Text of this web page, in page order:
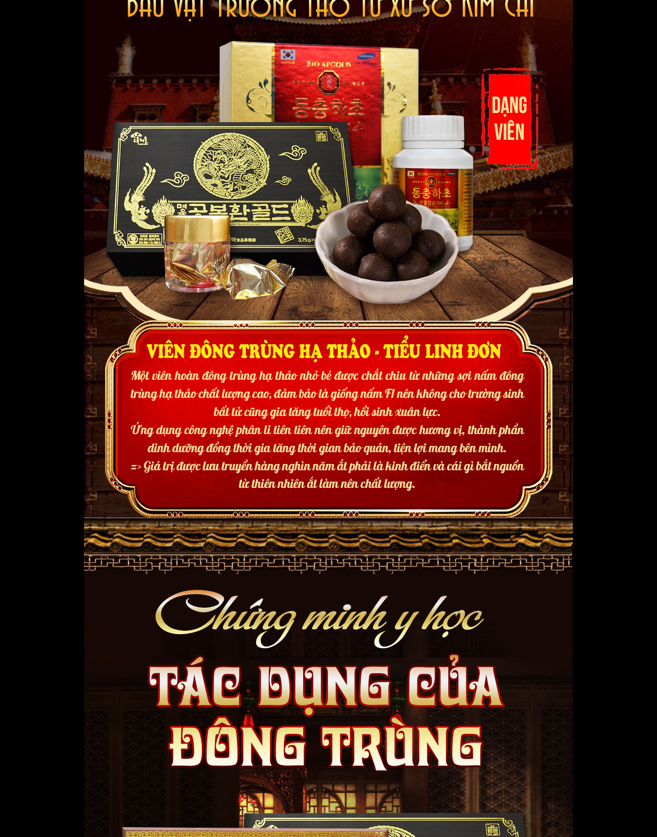
Đông trùng hạ thảo Hàn Quốc hộp gỗ 30 viên
Sử dụng viên uống đông trùng hạ thảo nhân sâm mỗi ngày rất có tác dụng với cơ thể người thường xuyên mệt mỏi, người đang hồi phục sức
khỏe sau ốm, người đang điều trị bệnh, người cao tuổi… Sản phẩm được đóng gói bằng hộp gỗ sang trọng là món quà quý giá mà bạn có thể
gửi tặng cho ông bà, cha mẹ nhân những dịp đặc biệt.
đông trùng hạ thảo nhân sâm Hàn Quốc rất tiện lợi khi dùng có thể dùng trước hoặc giữa bữa ăn, sử dụng ngày 2 lần, mỗi
lần 1 viên mang đến công dụng hữu hiệu với sức khỏe. Trong quá trình sử dụng tuyệt đối không lạm dụng sản phẩm, nếu muốn dùng hơn hãy
tham khảo ý kiến của các chuyên gia trước khi dùng.
Khuyến cáo:Sản phẩm đông trùng hạ thảo Hàn Quốc hộp gỗ 30 viênrất dễ bị làm giả do có giá trị kinh tế lớn. Vì vậy, khách hàng khi đi
mua cần lưu ý bằng cách nhận diện sản phẩm thật với những đặc điểm cụ thể như: mặt trước sản phẩm có hình ảnh hai con chim phượng
hoàng đối xứng màu vàng, hình ảnh đông trùng và nhân sâm được in trên bao bì sản phẩm, hình ảnh thần y nổi tiếng Hàn Quốc cũng được in
hình tròn trên sản phẩm, sản phẩm có chốt khóa an toàn hình con rùa vàng…
Cảnh báo:Sản phẩm đông trùng hạ thảo nhân sâm loại 30 viên
được nhập khẩu chính hàng đang được BÁN TRÊN THỊ TRƯỜNG VỚI GIÁ
900.000VNĐ. Nếu khách hàng mua sản phẩm có bao bì khác hoặc có giá rẻ hơn bất ngờ nên đề phòng là hàng giả mạo, hàng nhái thương hiệu
ảnh hưởng đến tâm lý cũng như sức khỏe khi sử dụng.
Để giúp khách hàng nhận biết được sản phẩm thật sau đây là những hình ảnh phần biệt thật giả chi tiết: